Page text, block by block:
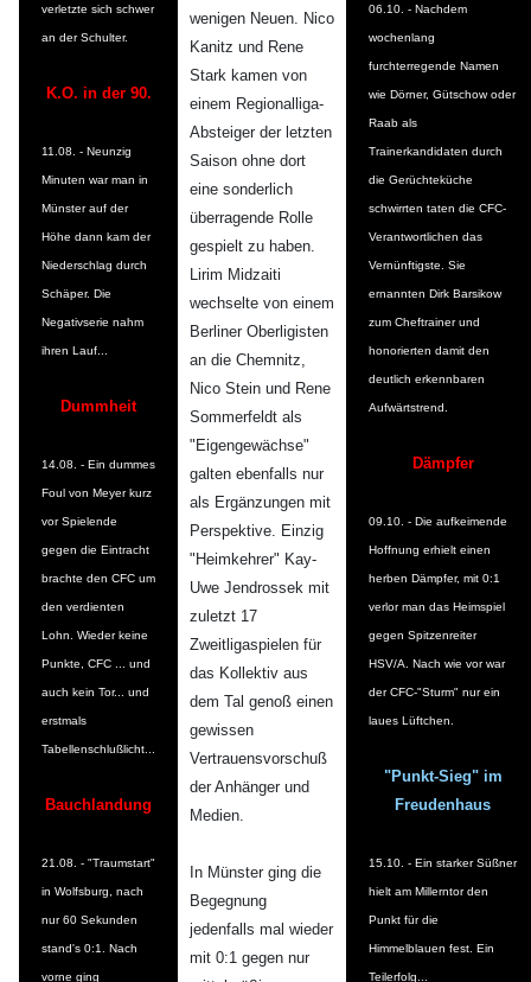
verletzte sich schwer
an der Schulter.
K.O. in der 90.
11.08. - Neunzig
Minuten war man in
Münster auf der
Höhe dann kam der
Niederschlag durch
Schäper. Die
Negativserie nahm
ihren Lauf...
Dummheit
14.08. - Ein dummes
Foul von Meyer kurz
vor Spielende
gegen die Eintracht
brachte den CFC um
den verdienten
Lohn. Wieder keine
Punkte, CFC ... und
auch kein Tor... und
erstmals
Tabellenschlußlicht...
Bauchlandung
21.08. - "Traumstart"
in Wolfsburg, nach
nur 60 Sekunden
stand's 0:1. Nach
vorne ging
wenigen Neuen. Nico
Kanitz und Rene
Stark kamen von
einem Regionalliga-
Absteiger der letzten
Saison ohne dort
eine sonderlich
überragende Rolle
gespielt zu haben.
Lirim Midzaiti
wechselte von einem
Berliner Oberligisten
an die Chemnitz,
Nico Stein und Rene
Sommerfeldt als
"Eigengewächse"
galten ebenfalls nur
als Ergänzungen mit
Perspektive. Einzig
"Heimkehrer" Kay-
Uwe Jendrossek mit
zuletzt 17
Zweitligaspielen für
das Kollektiv aus
dem Tal genoß einen
gewissen
Vertrauensvorschuß
der Anhänger und
Medien.
In Münster ging die
Begegnung
jedenfalls mal wieder
mit 0:1 gegen nur
06.10. - Nachdem
wochenlang
furchterregende Namen
wie Dörner, Gütschow oder
Raab als
Trainerkandidaten durch
die Gerüchteküche
schwirrten taten die CFC-
Verantwortlichen das
Vernünftigste. Sie
ernannten Dirk Barsikow
zum Cheftrainer und
honorierten damit den
deutlich erkennbaren
Aufwärtstrend.
Dämpfer
09.10. - Die aufkeimende
Hoffnung erhielt einen
herben Dämpfer, mit 0:1
verlor man das Heimspiel
gegen Spitzenreiter
HSV/A. Nach wie vor war
der CFC-"Sturm" nur ein
laues Lüftchen.
"Punkt-Sieg" im
Freudenhaus
15.10. - Ein starker Süßner
hielt am Millerntor den
Punkt für die
Himmelblauen fest. Ein
Teilerfolg...